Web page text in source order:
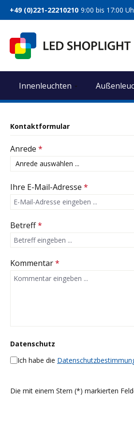
Zur Hauptnavigation
+49 (0)221-22210210 9:00 bis 17:00
Innenleuchten
Kontaktformular
Anrede *
Ihre E-Mail-Adresse *
Betreff*
Kommentar*
Datenschutz
Ich habe die
Die mit einem Stern (*) markierten